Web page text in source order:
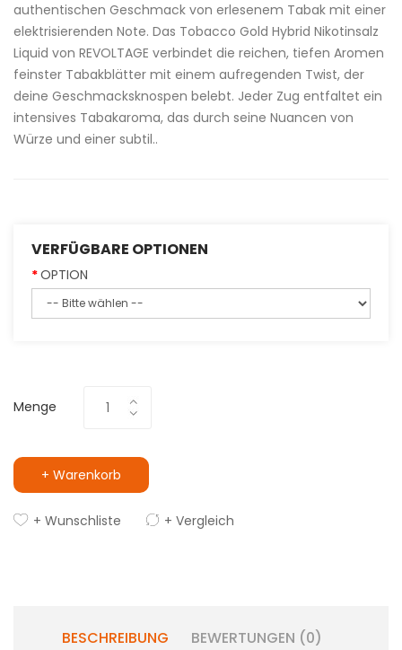
authentischen Geschmack von erlesenem Tabak mit einer
elektrisierenden Note. Das Tobacco Gold Hybrid Nikotinsalz
Liquid von REVOLTAGE verbindet die reichen, tiefen Aromen
feinster Tabakblätter mit einem aufregenden Twist, der
deine Geschmacksknospen belebt. Jeder Zug entfaltet ein
intensives Tabakaroma, das durch seine Nuancen von
Würze und einer subtil..
VERFÜGBARE OPTIONEN
OPTION
Menge
+ Warenkorb
+ Wunschliste + Vergleich
BESCHREIBUNG BEWERTUNGEN (0)